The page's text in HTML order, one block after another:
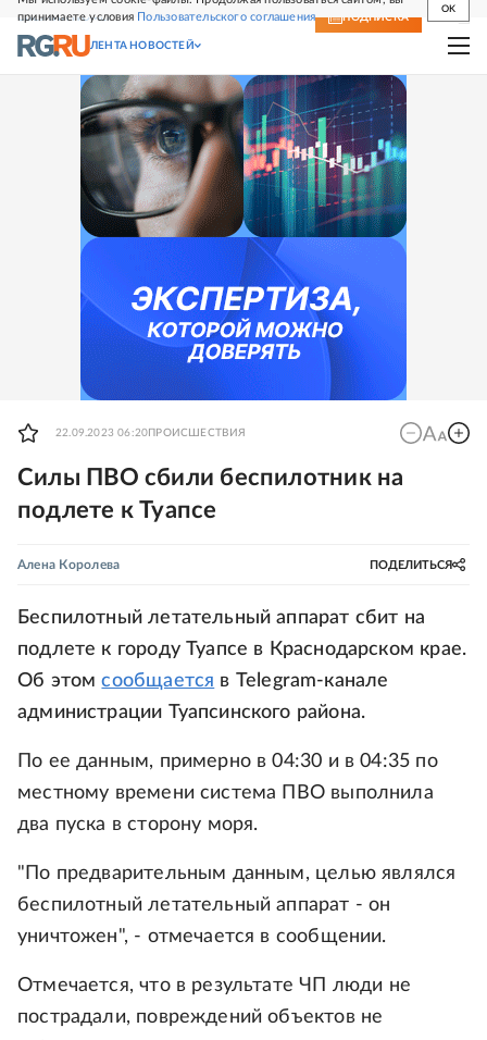
принимаете условия Пользовательского соглашения
OK
СВЕЖИЙ НОМЕР ПОДПИСКА
ЛЕНТА НОВОСТЕЙ
22.09.2023 06:20 ПРОИСШЕСТВИЯ
Силы ПВО сбили беспилотник на
подлете к Туапсе
Алена Королева ПОДЕЛИТЬСЯ
Беспилотный летательный аппарат сбит на
подлете к городу Туапсе в Краснодарском крае.
Об этомсообщается в Telegram-канале
администрации Туапсинского района.
По ее данным, примерно в 04:30 и в 04:35 по
местному времени система ПВО выполнила
два пуска в сторону моря.
"По предварительным данным, целью являлся
беспилотный летательный аппарат - он
уничтожен", - отмечается в сообщении.
Отмечается, что в результате ЧП люди не
пострадали, повреждений объектов не